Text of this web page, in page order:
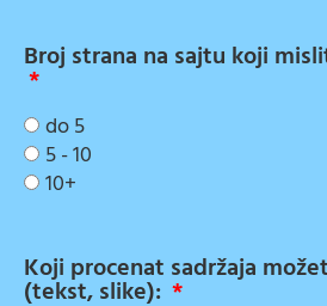
Broj strana na sajtu koji
do 5
5 - 10
10+
Koji procenat sadržaja
(tekst, slike):